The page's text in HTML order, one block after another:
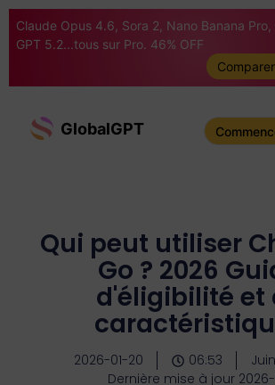
Claude Opus 4.6, Sora 2, Nano Banana Pro,
GPT 5.2...tous sur Pro. 46% OFF
GlobalGPT
Qui peut utiliser
Go ? 2026
d'éligibilité et
2026-01-20 06:53
Dernière mise à jour